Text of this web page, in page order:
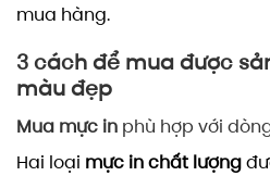
mua hàng.
3 cách để mua được
màu đẹp
Mua mực in phù hợp với
Hai loại mực in chất lượng